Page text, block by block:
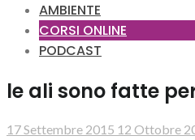
AMBIENTE
CORSI ONLINE
PODCAST
le ali sono fatte
17 Settembre 2015 12 Ottobre